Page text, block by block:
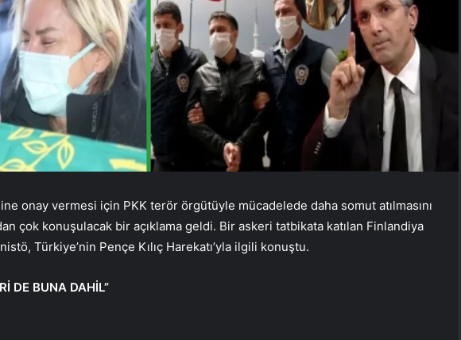
onay vermesi için PKK terör örgütüyle mücadelede daha somut atılmasını
çok konuşulacak bir açıklama geldi. Bir askeri tatbikata katılan Finlandiya
Türkiye’nin Pençe Kılıç Harekatı’yla ilgili konuştu.
DE BUNA DAHİL”